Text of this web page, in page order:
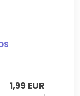
1,99 EUR